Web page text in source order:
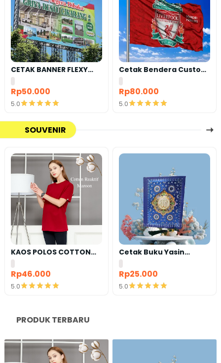
CETAK BANNER FLEXY
440 BAHAN KOREA
Rp50.000
5.0
Detail
Cetak Bendera Custom
| Bendera Komunitas |
Bendera Kelas |
Bendera Supporter |
Bendera Partai
Rp80.000
5.0
SOUVENIR
KAOS POLOS COTTON
COMBED 24S LENGAN
PENDEK
Rp46.000
5.0
Cetak Buku Yasin
satuan
Rp25.000
5.0
PRODUK TERBARU